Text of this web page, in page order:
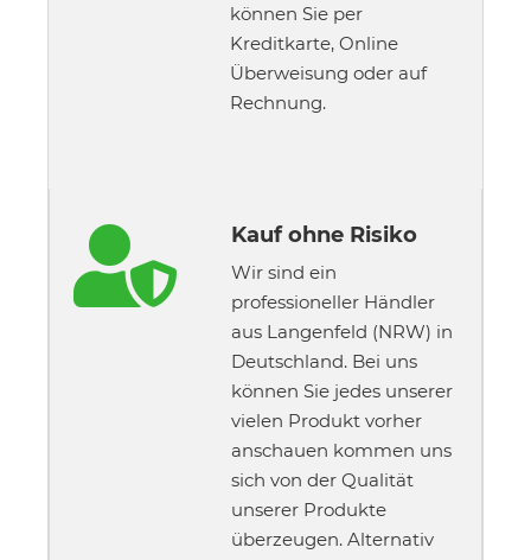
können Sie per
Kreditkarte, Online
Überweisung oder auf
Rechnung.
 Kauf ohne Risiko
Wir sind ein
professioneller Händler
aus Langenfeld (NRW) in
Deutschland. Bei uns
können Sie jedes unserer
vielen Produkt vorher
anschauen kommen uns
sich von der Qualität
unserer Produkte
überzeugen. Alternativ